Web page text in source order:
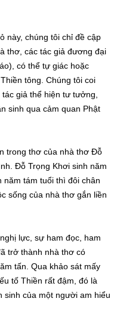
này, chúng tôi chỉ đề cập
thơ, các tác giả đương đại
có thể tự giác hoặc
tông. Chúng tôi coi
giả thể hiện tư tưởng,
sinh qua cảm quan Phật
trong thơ của nhà thơ Đỗ
Đỗ Trọng Khơi sinh năm
tám tuổi thì đôi chân
sống của nhà thơ gắn liền
lực, sự ham đọc, ham
trở thành nhà thơ có
tấn. Qua khảo sát mấy
tố Thiền rất đậm, đó là
sinh của một người am hiểu